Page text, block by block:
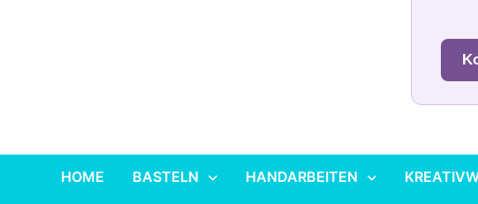
HOME BASTELN HANDARBEITEN